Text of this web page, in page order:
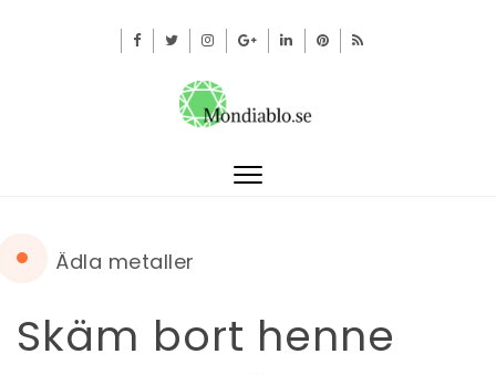
Toggle
Ädla metaller
Skäm bort henne